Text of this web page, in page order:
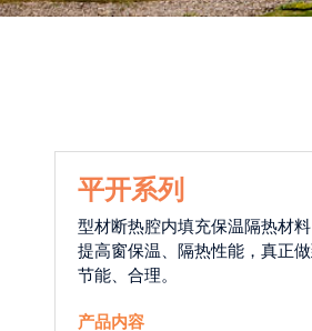
平开系列
型材断热腔内填充保温隔热材料
提高窗保温、隔热性能，真正做
节能、合理。
产品内容